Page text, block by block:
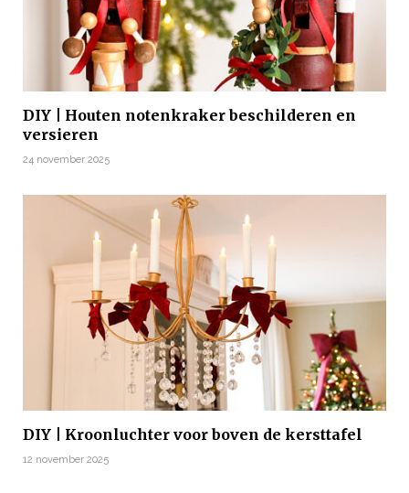
DIY | Houten notenkraker beschilderen en
versieren
24 november 2025
DIY | Kroonluchter voor boven de kersttafel
12 november 2025